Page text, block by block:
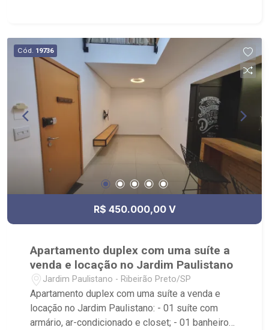
Cód. 19736
R$ 450.000,00 V
Apartamento duplex com uma suíte a
venda e locação no Jardim Paulistano
Jardim Paulistano - Ribeirão Preto/SP
Apartamento duplex com uma suíte a venda e
locação no Jardim Paulistano: - 01 suíte com
armário, ar-condicionado e closet; - 01 banheiro